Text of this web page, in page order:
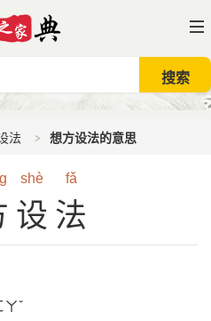
法 想方设法的意思
shè fǎ
设法
ˇ